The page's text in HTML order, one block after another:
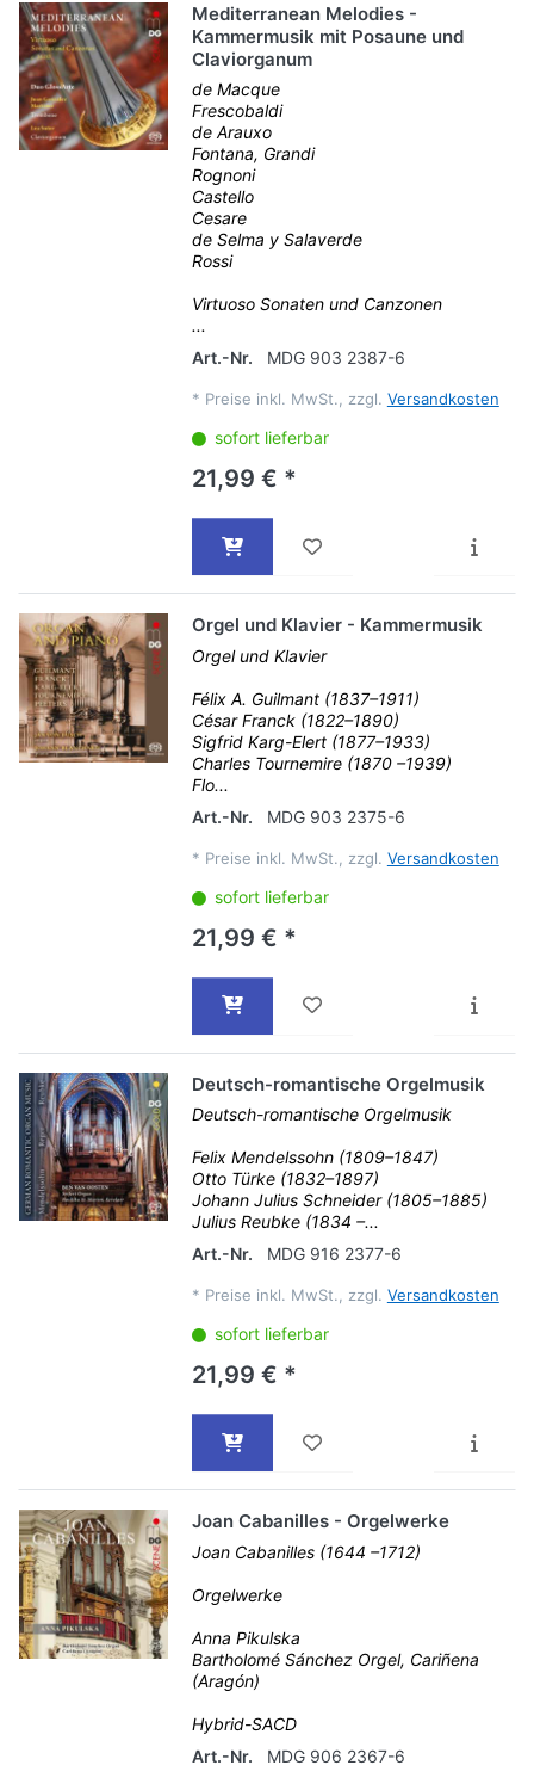
Mediterranean Melodies -
Kammermusik mit Posaune und
Claviorganum
de Macque
Frescobaldi
de Arauxo
Fontana, Grandi
Rognoni
Castello
Cesare
de Selma y Salaverde
Rossi
Virtuoso Sonaten und Canzonen
...
Art.-Nr.
MDG 903 2387-6
* Preise inkl. MwSt., zzgl. Versandkosten
sofort lieferbar
21,99 € *
Orgel und Klavier - Kammermusik
Orgel und Klavier
Félix A. Guilmant (1837–1911)
César Franck (1822–1890)
Sigfrid Karg-Elert (1877–1933)
Charles Tournemire (1870 –1939)
Flo...
Art.-Nr.
MDG 903 2375-6
* Preise inkl. MwSt., zzgl. Versandkosten
sofort lieferbar
21,99 € *
Deutsch-romantische Orgelmusik
Deutsch-romantische Orgelmusik
Felix Mendelssohn (1809–1847)
Otto Türke (1832–1897)
Johann Julius Schneider (1805–1885)
Julius Reubke (1834 –...
Art.-Nr.
MDG 916 2377-6
* Preise inkl. MwSt., zzgl. Versandkosten
sofort lieferbar
21,99 € *
Joan Cabanilles - Orgelwerke
Joan Cabanilles (1644 –1712)
Orgelwerke
Anna Pikulska
Bartholomé Sánchez Orgel, Cariñena
(Aragón)
Hybrid-SACD
Art.-Nr.
MDG 906 2367-6